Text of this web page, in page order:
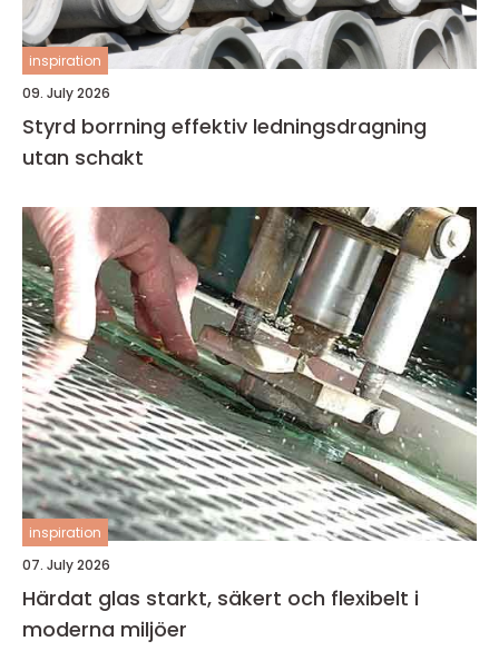
inspiration
09. July 2026
Styrd borrning effektiv ledningsdragning
utan schakt
inspiration
07. July 2026
Härdat glas starkt, säkert och flexibelt i
moderna miljöer